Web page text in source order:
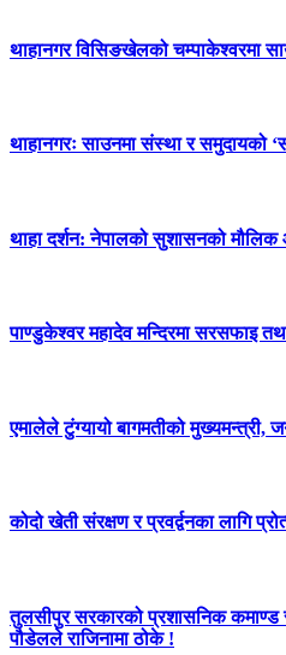
थाहानगर विसिङखेलको चम्पाकेश्वरमा
थाहानगरः साउनमा संस्था र समुदायको
थाहा दर्शन: नेपालको सुशासनको मौलिक
पाण्डुकेश्वर महादेव मन्दिरमा सरसफाइ
एमालेले टुंग्यायो बागमतीको मुख्यमन्त्री,
कोदो खेती संरक्षण र प्रवर्द्वनका लागि
तुलसीपुर सरकारको प्रशासनिक कमाण्ड
पौडेलले राजिनामा ठोके !